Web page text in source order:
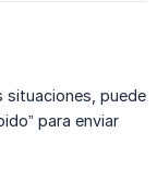
situaciones, puede
para enviar